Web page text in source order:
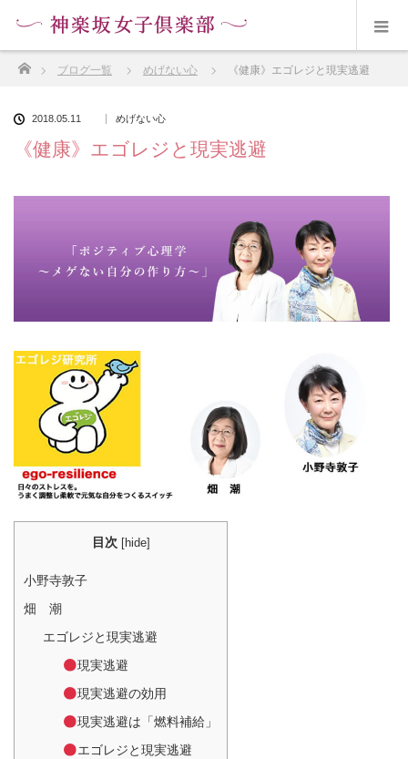
ブログ一覧 めげない心 《健康》エゴレジと現実逃避
2018.05.11 めげない心
《健康》エゴレジと現実逃避
目次 [hide]
小野寺敦子
畑 潮
エゴレジと現実逃避
現実逃避
現実逃避の効用
現実逃避は「燃料補給」
エゴレジと現実逃避